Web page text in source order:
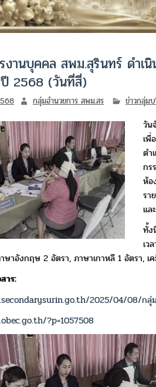
งานบุคคล สพม.สุรินทร์ ดำเ
2568 (วันที่สี่)
กลุ่มอำนวยการ สพม.สร ข่าวกลุ่ม
วัน
เพื่
ตำ
กร
ห้อ
รา
แล
ทั้ง
เว
ษาอังกฤษ 2 อัตรา, ภาษาเกาหลี 1 อัตรา,เ
าร:
2025/04/08/กลุ่
?p=1057508